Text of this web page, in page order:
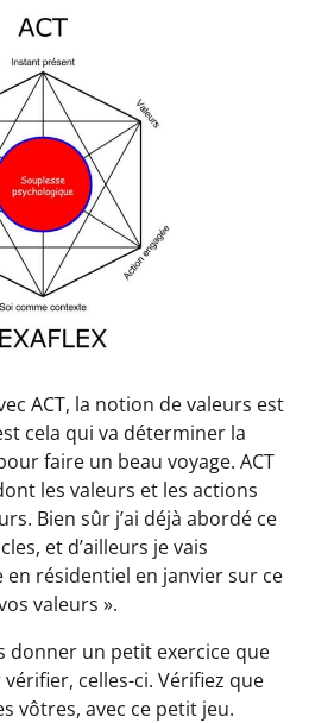
ACT, la notion de valeurs est
cela qui va déterminer la
faire un beau voyage. ACT
les valeurs et les actions
Bien sûr j’ai déjà abordé ce
et d’ailleurs je vais
résidentiel en janvier sur ce
valeurs ».
donner un petit exercice que
celles-ci. Vérifiez que
vôtres, avec ce petit jeu.